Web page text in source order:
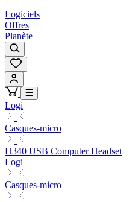
Logiciels
Offres
Planète
Logi
Casques-micro
H340 USB Computer Headset
Logi
Casques-micro